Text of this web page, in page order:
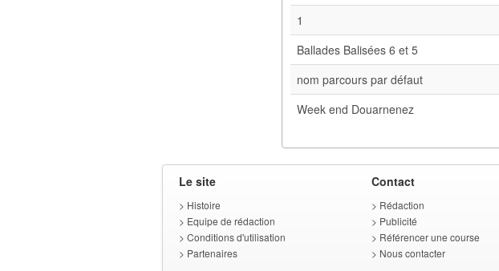
1
Ballades Balisées 6 et 5
nom parcours par défaut
Week end Douarnenez
Le site
> Histoire
> Equipe de rédaction
> Conditions d'utilisation
> Partenaires
Contact
> Rédaction
> Publicité
> Référencer une course
> Nous contacter